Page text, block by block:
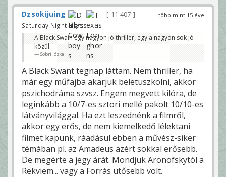
több mint 15 éve
Dzsokijuing 11 407
—
Saturday Night Lights
A Black Swain egy nagyon jó thriller, egy a nagyon sok jó
közül.
Sobri Jóska
A Black Swant tegnap láttam. Nem thriller, ha
már egy műfajba akarjuk beletuszkolni, akkor
pszichodráma szvsz. Engem megvett kilóra, de
leginkább a 10/7-es sztori mellé pakolt 10/10-es
látványvilággal. Ha ezt leszednénk a filmről,
akkor egy erős, de nem kiemelkedő lélektani
filmet kapunk, ráadásul ebben a művész-siker
témában pl. az Amadeus azért sokkal erősebb.
De megérte a jegy árát. Mondjuk Aronofskytól a
Rekviem... vagy a Forrás ütősebb volt.